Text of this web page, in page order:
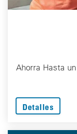
Ahorra Hasta
Detalles